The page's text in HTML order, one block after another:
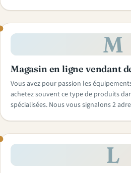
M
Magasin en ligne vendant
Vous avez pour passion les
achetez souvent ce type de produits
spécialisées. Nous vous signalons 2
L